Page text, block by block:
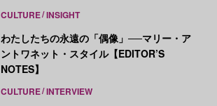
CULTURE INSIGHT
わたしたちの永遠の「偶像」──マリー・ア
ントワネット・スタイル【EDITOR’S
NOTES】
CULTURE INTERVIEW